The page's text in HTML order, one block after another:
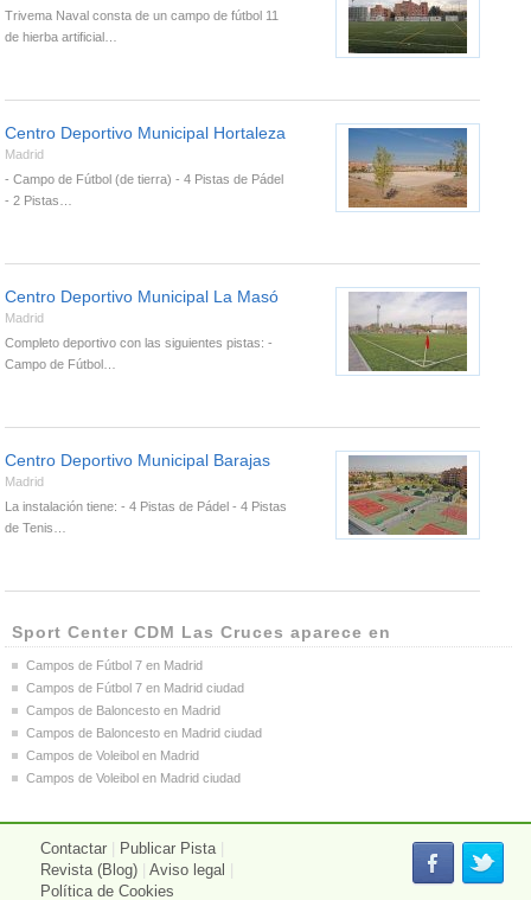
Trivema Naval consta de un campo de fútbol 11
de hierba artificial…
Centro Deportivo Municipal Hortaleza
Madrid
- Campo de Fútbol (de tierra) - 4 Pistas de Pádel
- 2 Pistas…
Centro Deportivo Municipal La Masó
Madrid
Completo deportivo con las siguientes pistas: -
Campo de Fútbol…
Centro Deportivo Municipal Barajas
Madrid
La instalación tiene: - 4 Pistas de Pádel - 4 Pistas
de Tenis…
Sport Center CDM Las Cruces aparece en
Campos de Fútbol 7 en Madrid
Campos de Fútbol 7 en Madrid ciudad
Campos de Baloncesto en Madrid
Campos de Baloncesto en Madrid ciudad
Campos de Voleibol en Madrid
Campos de Voleibol en Madrid ciudad
Contactar Publicar Pista
Revista (Blog)
Aviso legal
Política de Cookies